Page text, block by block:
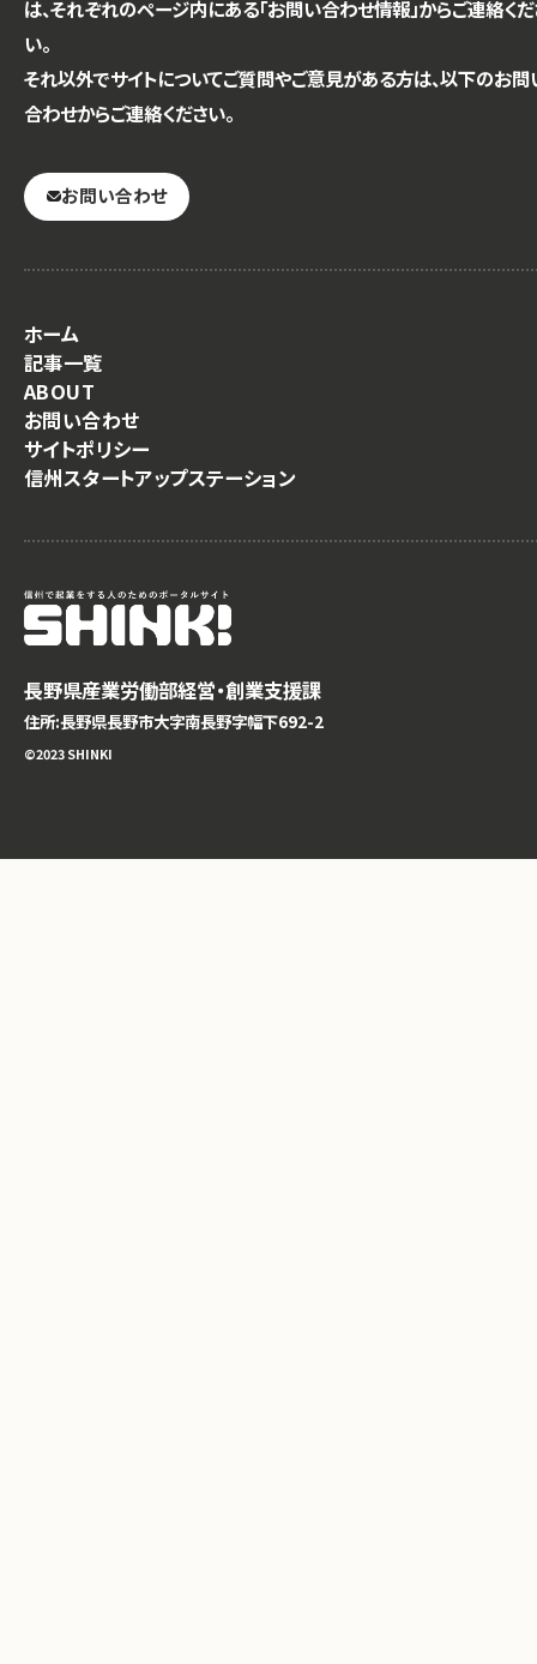
は、それぞれのページ内にある「お問い合わせ情報」からご連絡く
い。
それ以外でサイトについてご質問やご意見がある方は、以下のお問
合わせからご連絡ください。
お問い合わせ
長野県産業労働部経営・創業支援課
住所:長野県長野市大字南長野字幅下692-2
©️2023 SHINKI
ホーム
記事一覧
ABOUT
お問い合わせ
サイトポリシー
信州スタートアップステーション